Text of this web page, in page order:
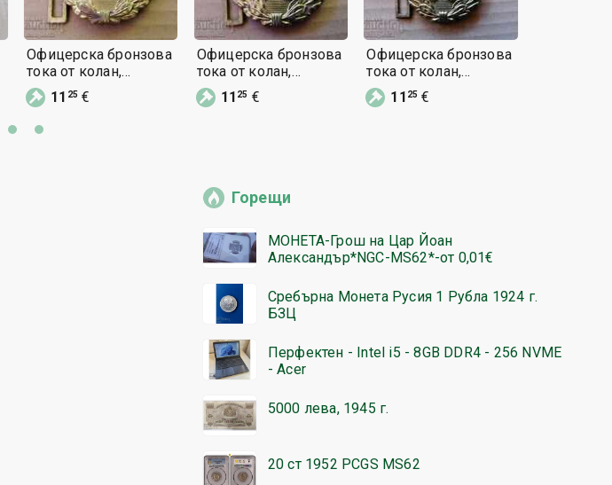
Офицерска бронзова
тока от колан,
катарама блях
11 25 €
Офицерска бронзова
тока от колан,
катарама блях
11 25 €
Офицерска бронзова
тока от колан,
катарама блях
11 25 €
Горещи
МОНЕТА-Грош на Цар Йоан
Александър*NGC-MS62*-от 0,01€
Сребърна Монета Русия 1 Рубла 1924 г.
БЗЦ
Перфектен - Intel i5 - 8GB DDR4 - 256 NVME
- Acer
5000 лева, 1945 г.
20 ст 1952 PCGS MS62